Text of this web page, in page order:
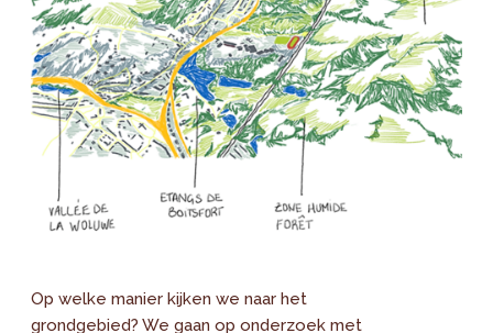
Op welke manier kijken we naar het
grondgebied? We gaan op onderzoek met